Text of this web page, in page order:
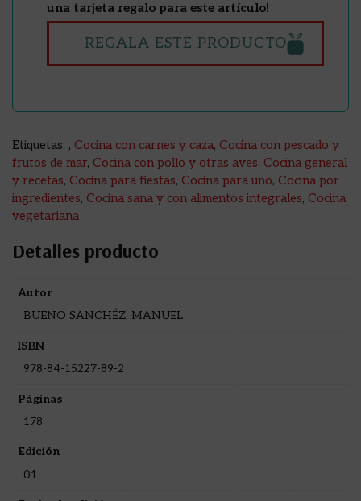
una tarjeta regalo para este artículo!
REGALA ESTE PRODUCTO
Etiquetas: , Cocina con carnes y caza, Cocina con pescado y
frutos de mar, Cocina con pollo y otras aves, Cocina general
y recetas, Cocina para fiestas, Cocina para uno, Cocina por
ingredientes, Cocina sana y con alimentos integrales, Cocina
vegetariana
Detalles producto
Autor
BUENO SANCHÉZ, MANUEL
ISBN
978-84-15227-89-2
Páginas
178
Edición
01